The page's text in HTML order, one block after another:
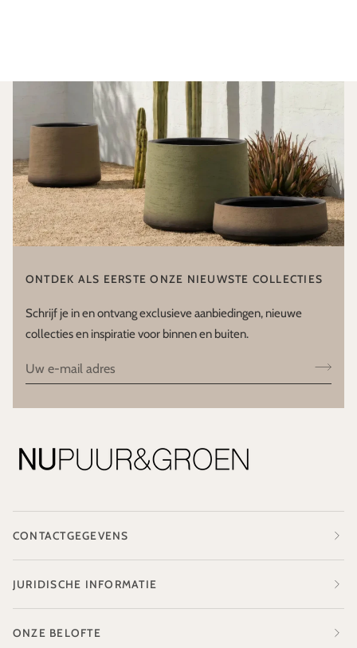
ONTDEK ALS EERSTE ONZE NIEUWSTE COLLECTIES
Schrijf je in en ontvang exclusieve aanbiedingen, nieuwe
collecties en inspiratie voor binnen en buiten.
CONTACTGEGEVENS
JURIDISCHE INFORMATIE
ONZE BELOFTE